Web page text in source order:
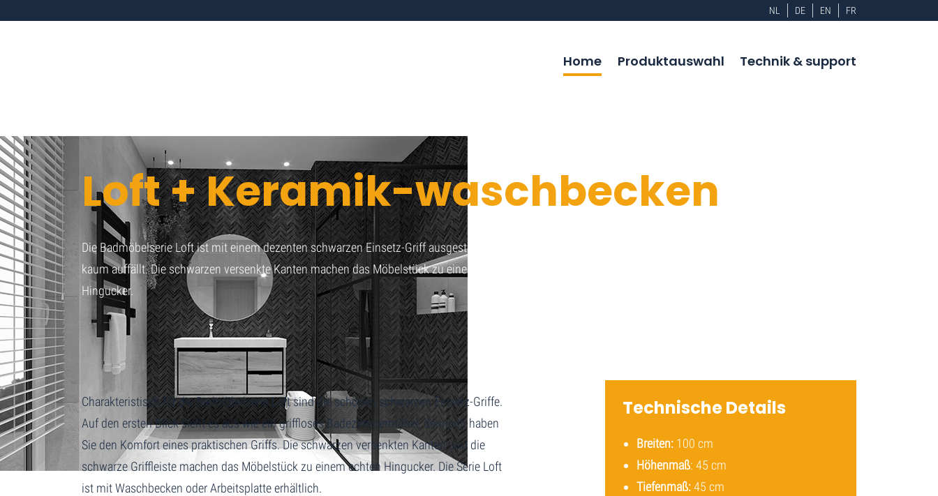
NL DE EN FR
Home Produktauswahl Technik & support
Loft + Keramik-waschbecken
Die Badmöbelserie Loft ist mit einem dezenten schwarzen Einsetz-Griff ausgestattet, der
kaum auffällt. Die schwarzen versenkte Kanten machen das Möbelstück zu einem echten
Hingucker.
Home Loft + Keramik-waschbecken
Charakteristisch für die Badmöbelserie Loft sind die schönen schwarzen Einsetz-Griffe.
Auf den ersten Blick sieht es aus wie ein griffloses Badezimmermöbel, dennoch haben
Sie den Komfort eines praktischen Griffs. Die schwarzen versenkten Kanten und die
schwarze Griffleiste machen das Möbelstück zu einem echten Hingucker. Die Serie Loft
ist mit Waschbecken oder Arbeitsplatte erhältlich.
Technische Details
Breiten: 100 cm
Höhenmaß: 45 cm
Tiefenmaß:45 cm